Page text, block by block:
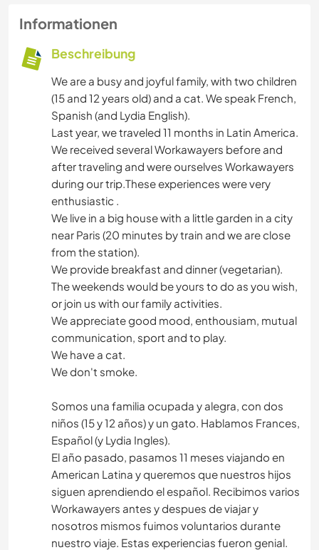
Informationen
Beschreibung
We are a busy and joyful family, with two children
(15 and 12 years old) and a cat. We speak French,
Spanish (and Lydia English).
Last year, we traveled 11 months in Latin America.
We received several Workawayers before and
after traveling and were ourselves Workawayers
during our trip.These experiences were very
enthusiastic .
We live in a big house with a little garden in a city
near Paris (20 minutes by train and we are close
from the station).
We provide breakfast and dinner (vegetarian).
The weekends would be yours to do as you wish,
or join us with our family activities.
We appreciate good mood, enthousiam, mutual
communication, sport and to play.
We have a cat.
We don't smoke.
Somos una familia ocupada y alegra, con dos
niños (15 y 12 años) y un gato. Hablamos Frances,
Español (y Lydia Ingles).
El año pasado, pasamos 11 meses viajando en
American Latina y queremos que nuestros hijos
siguen aprendiendo el español. Recibimos varios
Workawayers antes y despues de viajar y
nosotros mismos fuimos voluntarios durante
nuestro viaje. Estas experiencias fueron genial.